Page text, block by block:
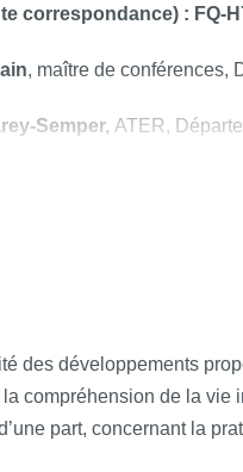
correspondance) : FQ-
, maître de conférences,
Semper, ATER,
des développements
compréhension de la vie
part, concernant la